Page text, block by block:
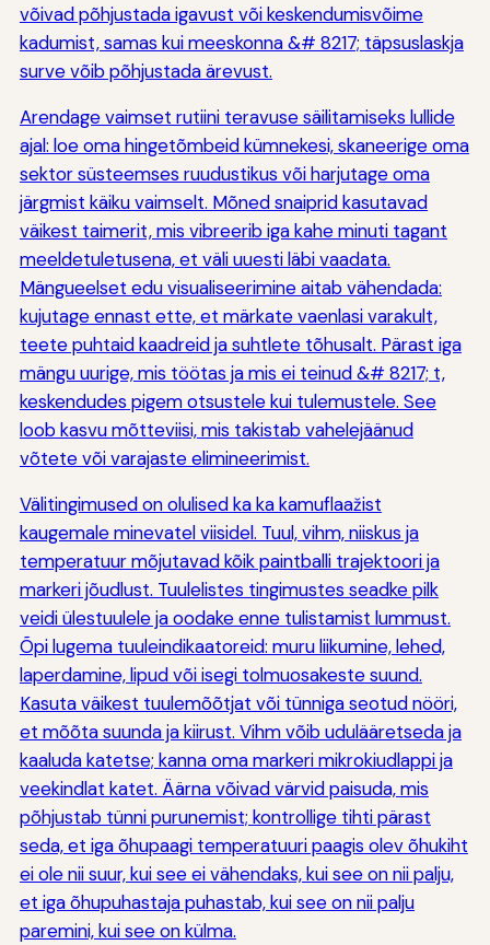
võivad põhjustada igavust või keskendumisvõime
kadumist, samas kui meeskonna &# 8217; täpsuslaskja
surve võib põhjustada ärevust.
Arendage vaimset rutiini teravuse säilitamiseks lullide
ajal: loe oma hingetõmbeid kümnekesi, skaneerige oma
sektor süsteemses ruudustikus või harjutage oma
järgmist käiku vaimselt. Mõned snaiprid kasutavad
väikest taimerit, mis vibreerib iga kahe minuti tagant
meeldetuletusena, et väli uuesti läbi vaadata.
Mängueelset edu visualiseerimine aitab vähendada:
kujutage ennast ette, et märkate vaenlasi varakult,
teete puhtaid kaadreid ja suhtlete tõhusalt. Pärast iga
mängu uurige, mis töötas ja mis ei teinud &# 8217; t,
keskendudes pigem otsustele kui tulemustele. See
loob kasvu mõtteviisi, mis takistab vahelejäänud
võtete või varajaste elimineerimist.
Välitingimused on olulised ka ka kamuflaažist
kaugemale minevatel viisidel. Tuul, vihm, niiskus ja
temperatuur mõjutavad kõik paintballi trajektoori ja
markeri jõudlust. Tuulelistes tingimustes seadke pilk
veidi ülestuulele ja oodake enne tulistamist lummust.
Õpi lugema tuuleindikaatoreid: muru liikumine, lehed,
laperdamine, lipud või isegi tolmuosakeste suund.
Kasuta väikest tuulemõõtjat või tünniga seotud nööri,
et mõõta suunda ja kiirust. Vihm võib udulääretseda ja
kaaluda katetse; kanna oma markeri mikrokiudlappi ja
veekindlat katet. Äärna võivad värvid paisuda, mis
põhjustab tünni purunemist; kontrollige tihti pärast
seda, et iga õhupaagi temperatuuri paagis olev õhukiht
ei ole nii suur, kui see ei vähendaks, kui see on nii palju,
et iga õhupuhastaja puhastab, kui see on nii palju
paremini, kui see on külma.